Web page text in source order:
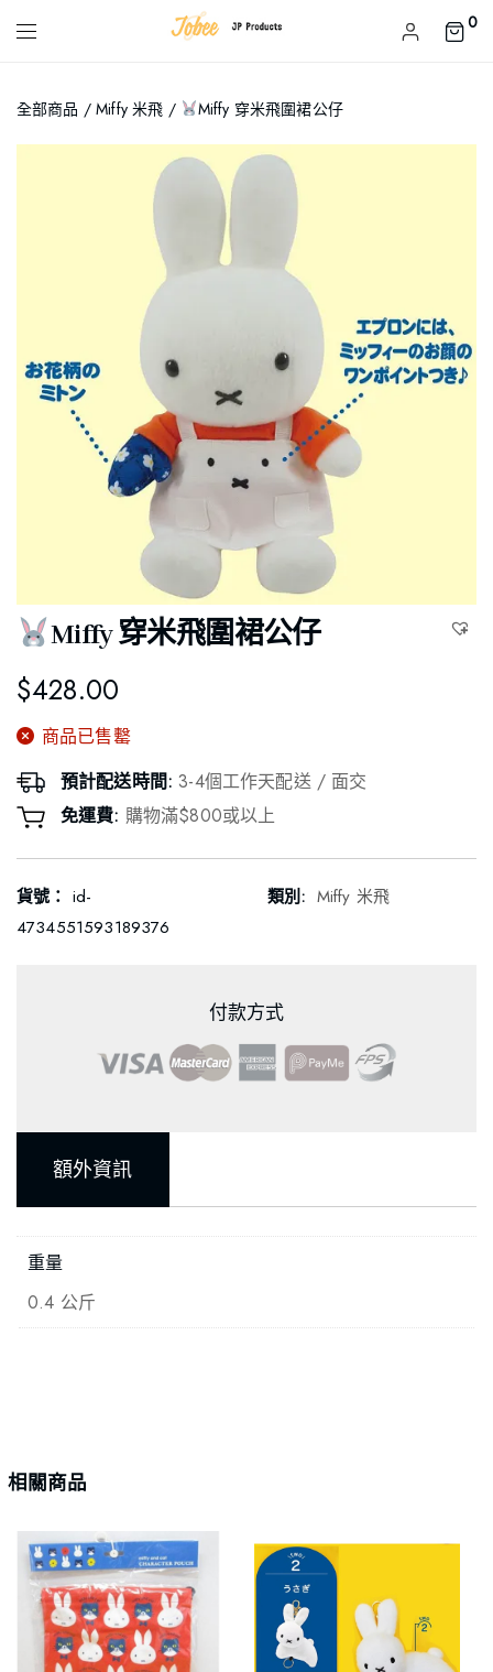
0
全部商品 /Miffy 米飛 / Miffy 穿米飛圍裙公仔
Miffy 穿米飛圍裙公仔
$428.00
商品已售罊
預計配送時間:3-4個工作天配送 / 面交
免運費: 購物滿$800或以上
貨號： id-
4734551593189376
類別: Miffy 米飛
付款方式
額外資訊
重量
0.4 公斤
相關商品